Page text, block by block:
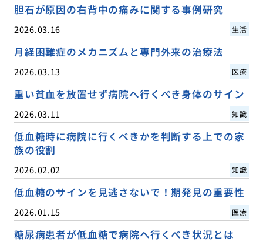
胆石が原因の右背中の痛みに関する事例研究
2026.03.16 生活
月経困難症のメカニズムと専門外来の治療法
2026.03.13 医療
重い貧血を放置せず病院へ行くべき身体のサイン
2026.03.11 知識
低血糖時に病院に行くべきかを判断する上での家
族の役割
2026.02.02 知識
低血糖のサインを見逃さないで！期発見の重要性
2026.01.15 医療
糖尿病患者が低血糖で病院へ行くべき状況とは